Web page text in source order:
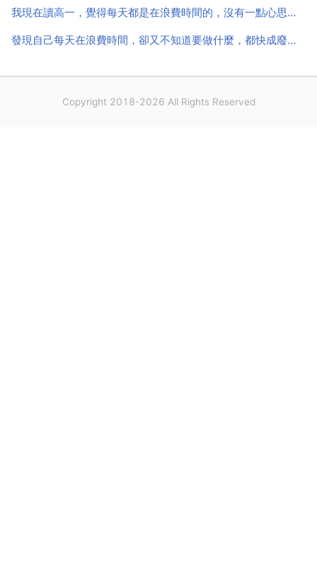
我現在讀高一，覺得每天都是在浪費時間的，沒有一點心思讀書，感覺很慘想出來做事，請有心指教下，指條明
發現自己每天在浪費時間，卻又不知道要做什麼，都快成廢人了
Copyright 2018-2026 All Rights Reserved